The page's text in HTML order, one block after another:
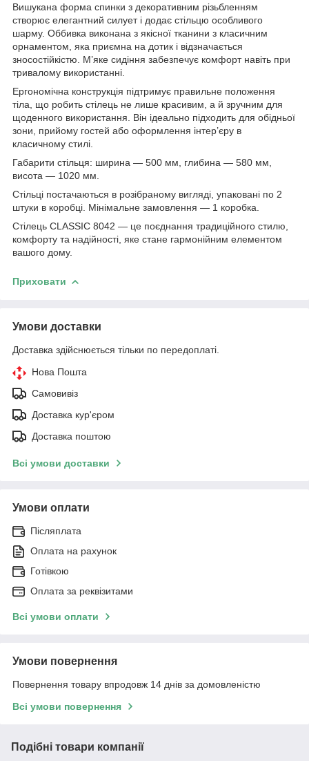
Вишукана форма спинки з декоративним різьбленням
створює елегантний силует і додає стільцю особливого
шарму. Оббивка виконана з якісної тканини з класичним
орнаментом, яка приємна на дотик і відзначається
зносостійкістю. М’яке сидіння забезпечує комфорт навіть при
тривалому використанні.
Ергономічна конструкція підтримує правильне положення
тіла, що робить стілець не лише красивим, а й зручним для
щоденного використання. Він ідеально підходить для обідньої
зони, прийому гостей або оформлення інтер’єру в
класичному стилі.
Габарити стільця: ширина — 500 мм, глибина — 580 мм,
висота — 1020 мм.
Стільці постачаються в розібраному вигляді, упаковані по 2
штуки в коробці. Мінімальне замовлення — 1 коробка.
Стілець CLASSIC 8042 — це поєднання традиційного стилю,
комфорту та надійності, яке стане гармонійним елементом
вашого дому.
Приховати
Умови доставки
Доставка здійснюється тільки по передоплаті.
Нова Пошта
Самовивіз
Доставка кур'єром
Доставка поштою
Всі умови доставки
Умови оплати
Післяплата
Оплата на рахунок
Готівкою
Оплата за реквізитами
Всі умови оплати
Умови повернення
Повернення товару впродовж 14 днів за домовленістю
Всі умови повернення
Подібні товари компанії